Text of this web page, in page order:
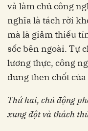
và làm chủ công
nghĩa là tách rời
mà là giảm thiểu
sốc bên ngoài. Tự
lương thực, công
dung then chốt
Thứ hai, chủ động
xung đột và thách